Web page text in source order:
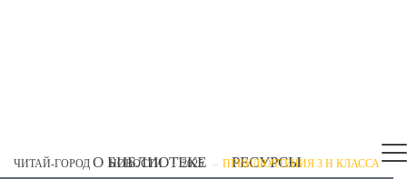
О БИБЛИОТЕКЕ
РЕСУРСЫ
ЧИТАЙ-ГОРОД НОВОСТИ 2025 ПРИКЛЮЧТЕНИЯ 3 Н КЛАССА